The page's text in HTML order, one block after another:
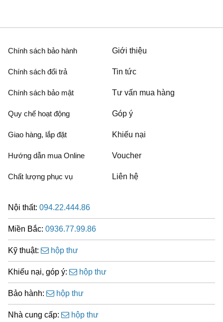
Chính sách bảo hành
Chính sách đổi trả
Chính sách bảo mật
Quy chế hoạt động
Giao hàng, lắp đặt
Hướng dẫn mua Online
Chất lượng phục vụ
Giới thiệu
Tin tức
Tư vấn mua hàng
Góp ý
Khiếu nại
Voucher
Liên hệ
Nội thất: 094.22.444.86
Miền Bắc: 0936.77.99.86
Kỹ thuật: hộp thư
Khiếu nại, góp ý: hộp thư
Bảo hành: hộp thư
Nhà cung cấp: hộp thư